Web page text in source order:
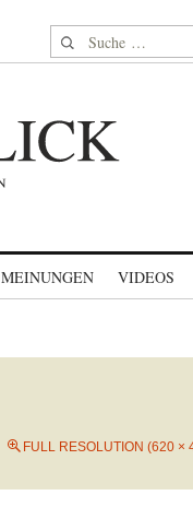
Suche nach:
MEINUNGEN VIDEOS
FULL RESOLUTION (620 ×